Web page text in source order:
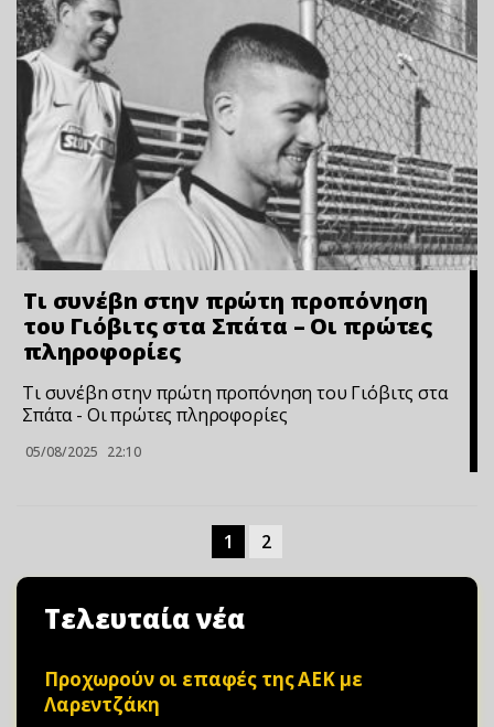
Τι συνέβn στην πρώτη προπόνηση
του Γιόβιτς στα Σπάτα – Οι πρώτες
πληροφορίες
Τι συνέβn στην πρώτη προπόνηση του Γιόβιτς στα
Σπάτα - Οι πρώτες πληροφορίες
05/08/2025 22:10
1 2
Τελευταία νέα
Προχωρούν οι επαφές της ΑΕΚ με
Λαρεντζάκη